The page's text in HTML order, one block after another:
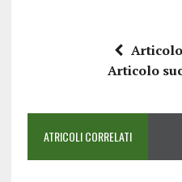
Articolo
ATRICOLI CORRELATI